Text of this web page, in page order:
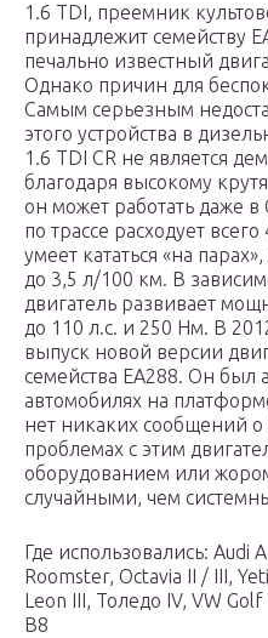
1.6 TDI, преемник
принадлежит семейству
печально известный
Однако причин для
Самым серьезным
этого устройства в
1.6 TDI CR не является
благодаря высокому
он может работать даже
по трассе расходует
умеет кататься «на
до 3,5 л/100 км. В
двигатель развивает
до 110 л.с. и 250 Нм. В
выпуск новой версии
семейства EA288. Он был
автомобилях на
нет никаких сообщений о
проблемах с этим
оборудованием или
случайными, чем
Где использовались: Audi
Roomster, Octavia II / III,
Leon III, Толедо IV, VW
B8